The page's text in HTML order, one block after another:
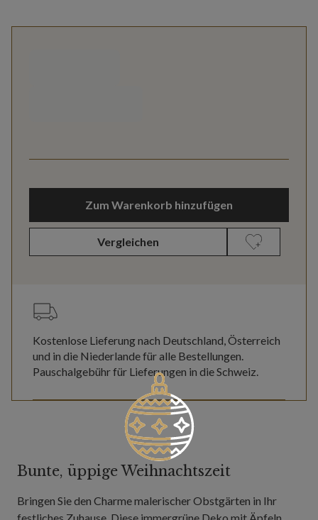
Zum Warenkorb hinzufügen
Vergleichen
Kostenlose Lieferung nach Deutschland, Österreich
und in die Niederlande für alle Bestellungen.
Pauschalgebühr für Lieferungen in die Schweiz.
Bunte, üppige Weihnachtszeit
Bringen Sie den Charme malerischer Obstgärten in Ihr
festliches Zuhause. Diese immergrüne Deko mit Äpfeln,